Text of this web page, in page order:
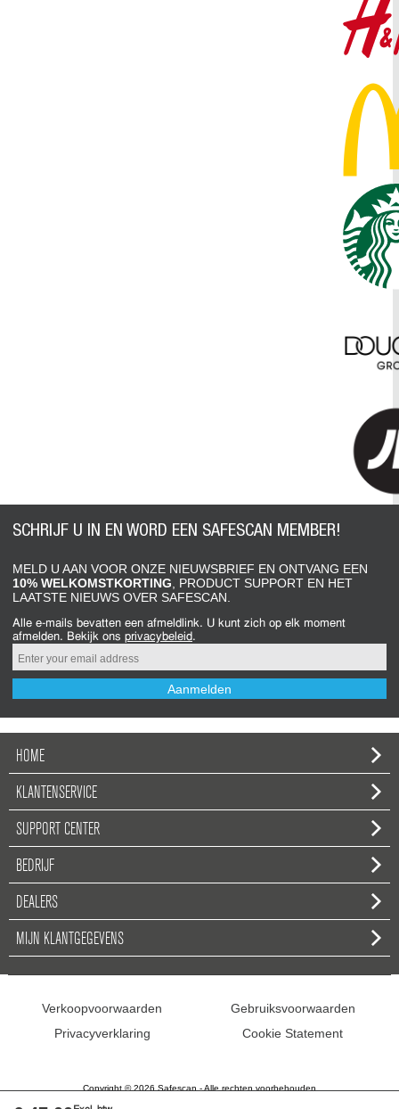
SCHRIJF U IN EN WORD EEN SAFESCAN MEMBER!
MELD U AAN VOOR ONZE NIEUWSBRIEF EN ONTVANG EEN
10% WELKOMSTKORTING, PRODUCT SUPPORT EN HET
LAATSTE NIEUWS OVER SAFESCAN.
Alle e-mails bevatten een afmeldlink. U kunt zich op elk moment
afmelden. Bekijk ons ​​privacybeleid.
Aanmelden
HOME
KLANTENSERVICE
SUPPORT CENTER
BEDRIJF
DEALERS
MIJN KLANTGEGEVENS
Verkoopvoorwaarden
Gebruiksvoorwaarden
Privacyverklaring
Cookie Statement
Copyright © 2026 Safescan - Alle rechten voorbehouden